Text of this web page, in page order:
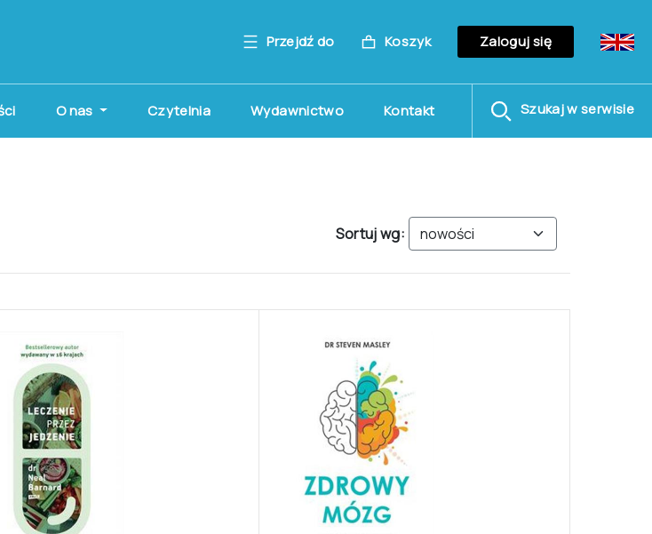
Przejdź do Koszyk Zaloguj się
O nas Czytelnia Wydawnictwo Kontakt Szukaj w serwisie
Sortuj wg: